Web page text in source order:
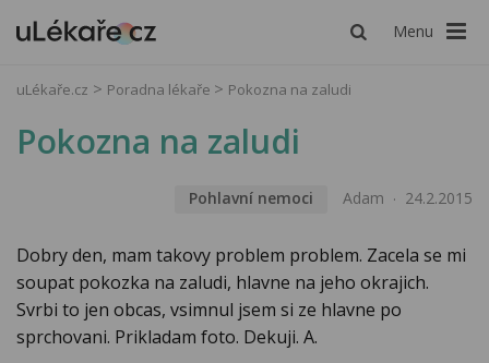
Menu
uLékaře.cz Poradna lékaře Pokozna na zaludi
Pokozna na zaludi
Pohlavní nemoci Adam 24.2.2015
Dobry den, mam takovy problem problem. Zacela se mi
soupat pokozka na zaludi, hlavne na jeho okrajich.
Svrbi to jen obcas, vsimnul jsem si ze hlavne po
sprchovani. Prikladam foto. Dekuji. A.